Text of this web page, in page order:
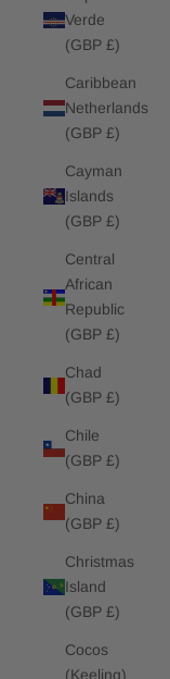
Verde
(GBP £)
Caribbean
Netherlands
(GBP £)
Cayman
Islands
(GBP £)
Central
African
Republic
(GBP £)
Chad
(GBP £)
Chile
(GBP £)
China
(GBP £)
Christmas
Island
(GBP £)
Cocos
(Keeling)